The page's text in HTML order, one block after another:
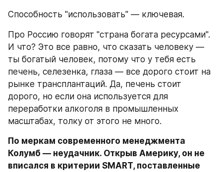
Способность "использовать" — ключевая.
Про Россию говорят "страна богата ресурсами".
И что? Это все равно, что сказать человеку —
ты богатый человек, потому что у тебя есть
печень, селезенка, глаза — все дорого стоит на
рынке трансплантаций. Да, печень стоит
дорого, но если она используется для
переработки алкоголя в промышленных
масштабах, толку от этого не много.
По меркам современного менеджмента
Колумб — неудачник. Открыв Америку, он не
вписался в критерии SMART, поставленные